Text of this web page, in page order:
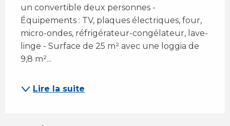
un convertible deux personnes -
Équipements : TV, plaques électriques, four,
micro-ondes, réfrigérateur-congélateur, lave-
linge - Surface de 25 m² avec une loggia de
9,8 m²...
Lire la suite